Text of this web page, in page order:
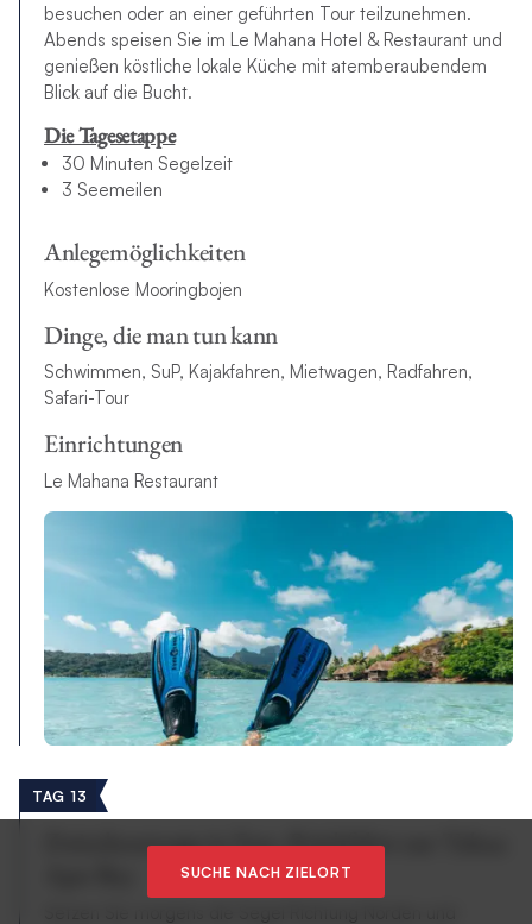
besuchen oder an einer geführten Tour teilzunehmen.
Abends speisen Sie im Le Mahana Hotel & Restaurant und
genießen köstliche lokale Küche mit atemberaubendem
Blick auf die Bucht.
Die Tagesetappe
30 Minuten Segelzeit
3 Seemeilen
Anlegemöglichkeiten
Kostenlose Mooringbojen
Dinge, die man tun kann
Schwimmen, SuP, Kajakfahren, Mietwagen, Radfahren,
Safari-Tour
Einrichtungen
Le Mahana Restaurant
TAG 13
Zwischenstopp in Fare, Rückfahrt zur Tahaa
SUCHE NACH ZIELORT